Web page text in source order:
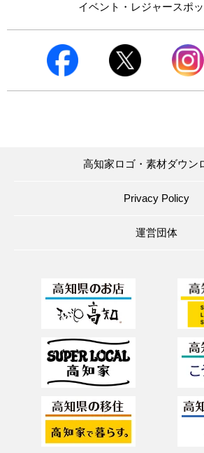
イベント・レジャースポ
高知家ロゴ・素材ダウン
Privacy Policy
運営団体